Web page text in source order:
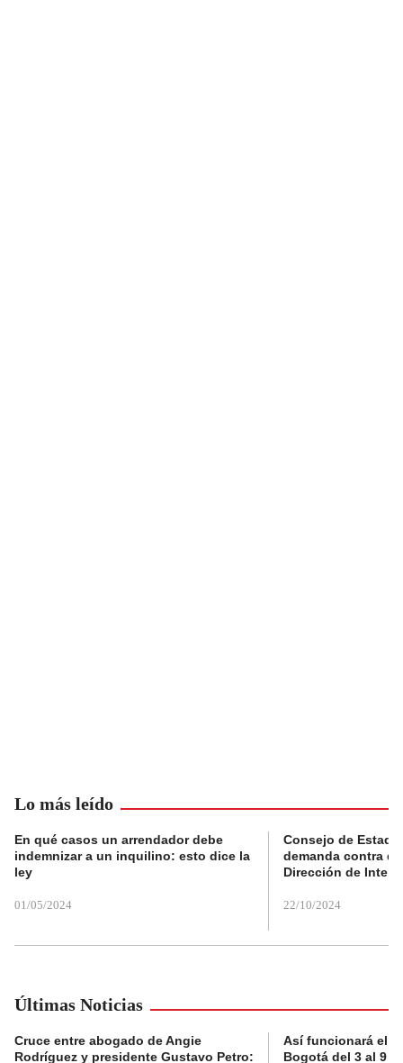
Lo más leído
En qué casos un arrendador debe
indemnizar a un inquilino: esto dice la
ley
01/05/2024
Consejo de
demanda contra
Dirección de
22/10/2024
Últimas Noticias
Cruce entre abogado de Angie
Rodríguez y presidente Gustavo Petro:
Así funcionará el
Bogotá del 3 al 9